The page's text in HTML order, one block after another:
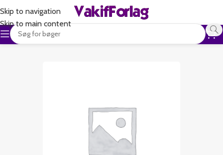
Skip to navigation
Skip to main content